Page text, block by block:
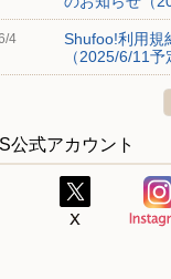
4
Shufoo!利用規
（2025/6/11予
公式アカウント